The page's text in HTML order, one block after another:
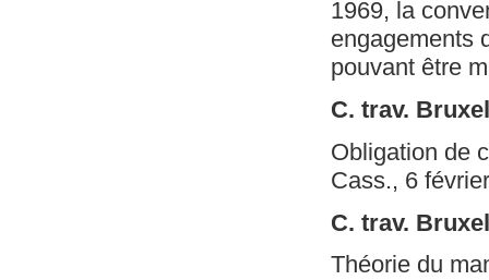
1969, la
engagements
pouvant être
C. trav.
Obligation de
Cass., 6
C. trav.
Théorie du